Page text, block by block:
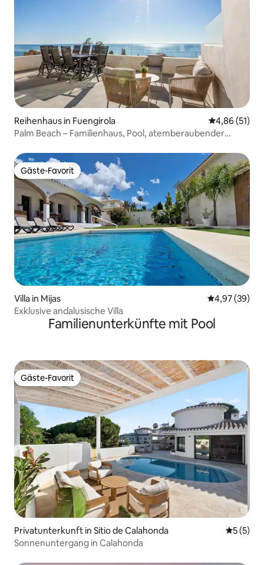
Reihenhaus in Fuengirola
4,86 (51)
Palm Beach – Familienhaus, Pool, atemberaubender
Gäste-Favorit
Gäste-Favorit
Villa in Mijas
4,97 (39)
Exklusive andalusische Villa
Familienunterkünfte mit Pool
Gäste-Favorit
Gäste-Favorit
Privatunterkunft in Sitio de Calahonda
5 (5)
Sonnenuntergang in Calahonda